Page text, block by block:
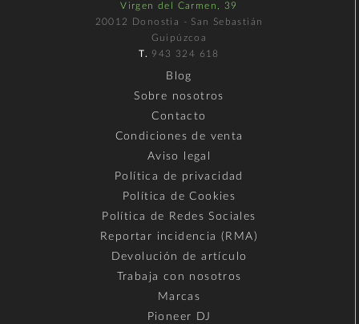
Virgen del Carmen, 39
20012 Donostia - San Sebastián
Guipúzcoa
T. 943 324 618
Blog
Sobre nosotros
Contacto
Condiciones de venta
Aviso legal
Política de privacidad
Política de Cookies
Política de Redes Sociales
Reportar incidencia (RMA)
Devolución de artículo
Trabaja con nosotros
Marcas
Pioneer DJ